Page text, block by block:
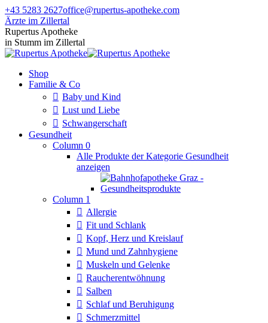
Zum
Inhalt
springen
+43 5283 2627office@rupertus-apotheke.com
Ärzte im Zillertal
Facebook
page
opens
new
window
Instagram
page
opens
new
window
Rupertus Apotheke
in Stumm im Zillertal
Shop
Familie & Co
Baby und Kind
Lust und Liebe
Schwangerschaft
Gesundheit
Column 0
Alle Produkte der Kategorie Gesundheit
anzeigen
Column 1
Allergie
Fit und Schlank
Kopf, Herz und Kreislauf
Mund und Zahnhygiene
Muskeln und Gelenke
Raucherentwöhnung
Salben
Schlaf und Beruhigung
Schmerzmittel